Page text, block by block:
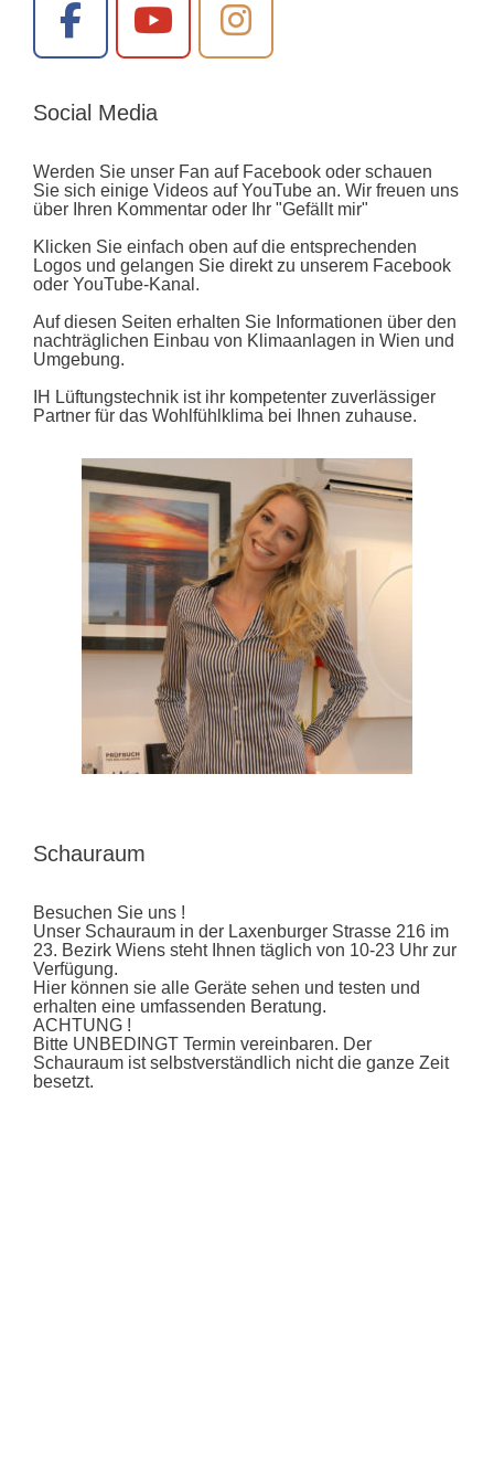
Social Media
Werden Sie unser Fan auf Facebook oder schauen
Sie sich einige Videos auf YouTube an. Wir freuen uns
über Ihren Kommentar oder Ihr "Gefällt mir"
Klicken Sie einfach oben auf die entsprechenden
Logos und gelangen Sie direkt zu unserem Facebook
oder YouTube-Kanal.
Auf diesen Seiten erhalten Sie Informationen über den
nachträglichen Einbau von Klimaanlagen in Wien und
Umgebung.
IH Lüftungstechnik ist ihr kompetenter zuverlässiger
Partner für das Wohlfühlklima bei Ihnen zuhause.
Schauraum
Besuchen Sie uns !
Unser Schauraum in der Laxenburger Strasse 216 im
23. Bezirk Wiens steht Ihnen täglich von 10-23 Uhr zur
Verfügung.
Hier können sie alle Geräte sehen und testen und
erhalten eine umfassenden Beratung.
ACHTUNG !
Bitte UNBEDINGT Termin vereinbaren. Der
Schauraum ist selbstverständlich nicht die ganze Zeit
besetzt.